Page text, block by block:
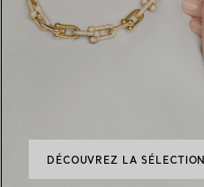
DÉCOUVREZ LA SÉLECTION